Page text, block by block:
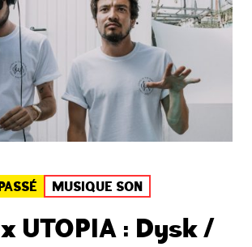
MUSIQUE SON
UTOPIA : Dysk /